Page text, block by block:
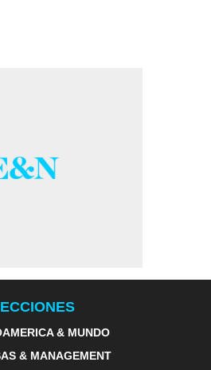
& MUNDO
& MANAGEMENT